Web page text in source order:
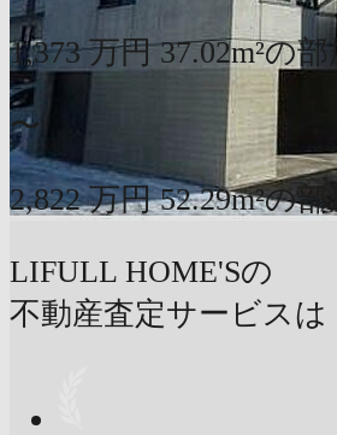
1,373 万円 37.02m²の
〜
2,822 万円 52.29m²の部
LIFULL HOME'Sの
不動産査定サービスは